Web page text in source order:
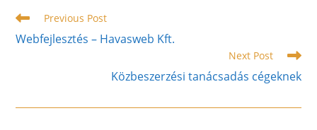
Read
more
articles
Previous Post
Webfejlesztés – Havasweb Kft.
Next Post
Közbeszerzési tanácsadás cégeknek